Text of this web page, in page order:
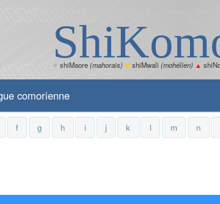
✧ shiMaore(mahorais) ✽shiMwali (mohélien) ▲
comorienne
f g h i j k l m n